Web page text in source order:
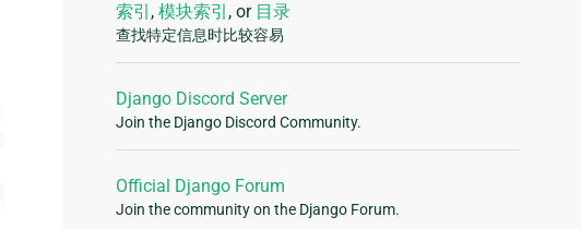
索引 ,模块索引 , or 目录
查找特定信息时比较容易
Django Discord Server
Join the Django Discord Community.
Official Django Forum
Join the community on the Django Forum.